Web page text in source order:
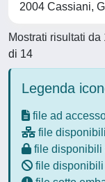
2004 Cassiani,
Mostrati risultati da
di 14
Legenda
file ad
file
file disponibili
file